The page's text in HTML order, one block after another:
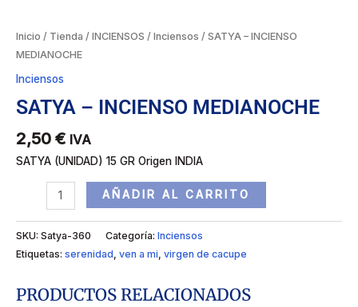
Inicio / Tienda / INCIENSOS / Inciensos / SATYA – INCIENSO
MEDIANOCHE
Inciensos
SATYA – INCIENSO MEDIANOCHE
2,50 € IVA
SATYA (UNIDAD) 15 GR Origen INDIA
AÑADIR AL CARRITO
SKU: Satya-360 Categoría: Inciensos
Etiquetas: serenidad ven a mi virgen de cacupe
PRODUCTOS RELACIONADOS